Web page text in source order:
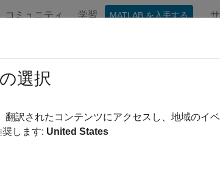
コミュニティ 学習 MATLAB を入手する
exist
データ ディクショナリ エントリがあるかどうか
選択
翻訳されたコンテンツにアクセスし、地域のイ
します: United States